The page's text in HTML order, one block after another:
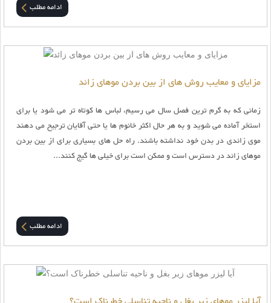
ادامه مطلب
مزایای و معایب روش های از بین بردن موهای زائد
زمانی که به گرم ترین فصل سال می رسیم، لباس ها کوتاه تر می شود یا برای
استخر آماده می شوید و به هر حال اکثر خانوم ها یا حتی آقایان ترجیح می دهند
موی زائدی در بدن خود نداشته باشند. راه حل های بسیاری برای از بین بردن
موهای زائد در دسترس است و ممکن است برای خیلی ها گیج کنند...
ادامه مطلب